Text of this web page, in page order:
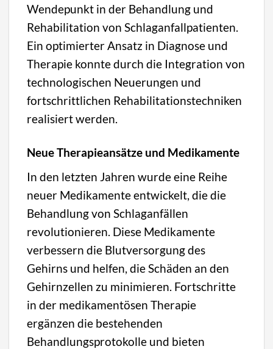
Wendepunkt in der Behandlung und
Rehabilitation von Schlaganfallpatienten.
Ein optimierter Ansatz in Diagnose und
Therapie konnte durch die Integration von
technologischen Neuerungen und
fortschrittlichen Rehabilitationstechniken
realisiert werden.
Neue Therapieansätze und Medikamente
In den letzten Jahren wurde eine Reihe
neuer Medikamente entwickelt, die die
Behandlung von Schlaganfällen
revolutionieren. Diese Medikamente
verbessern die Blutversorgung des
Gehirns und helfen, die Schäden an den
Gehirnzellen zu minimieren. Fortschritte
in der medikamentösen Therapie
ergänzen die bestehenden
Behandlungsprotokolle und bieten